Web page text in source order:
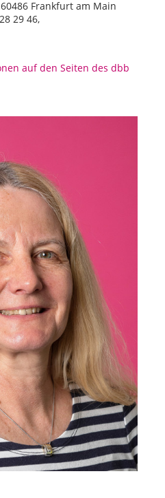
Frankfurt am Main
29 46,
auf den Seiten des dbb